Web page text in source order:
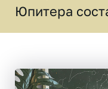
Юпитера